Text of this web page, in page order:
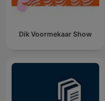
Dik Voormekaar Show